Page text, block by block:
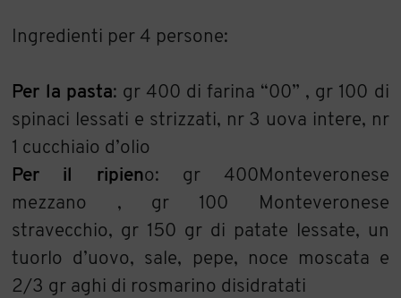
Ingredienti per 4 persone:
Per la pasta: gr 400 di farina “00” , gr 100 di
spinaci lessati e strizzati, nr 3 uova intere, nr
1 cucchiaio d’olio
Per il ripieno: gr 400Monteveronese
mezzano , gr 100 Monteveronese
stravecchio, gr 150 gr di patate lessate, un
tuorlo d’uovo, sale, pepe, noce moscata e
2/3 gr aghi di rosmarino disidratati